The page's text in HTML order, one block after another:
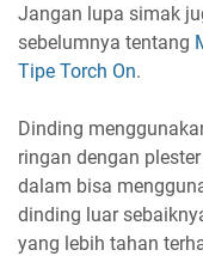
Jangan lupa simak
sebelumnya tentang
Tipe Torch On.
Dinding
ringan dengan
dalam bisa
dinding luar
yang lebih tahan